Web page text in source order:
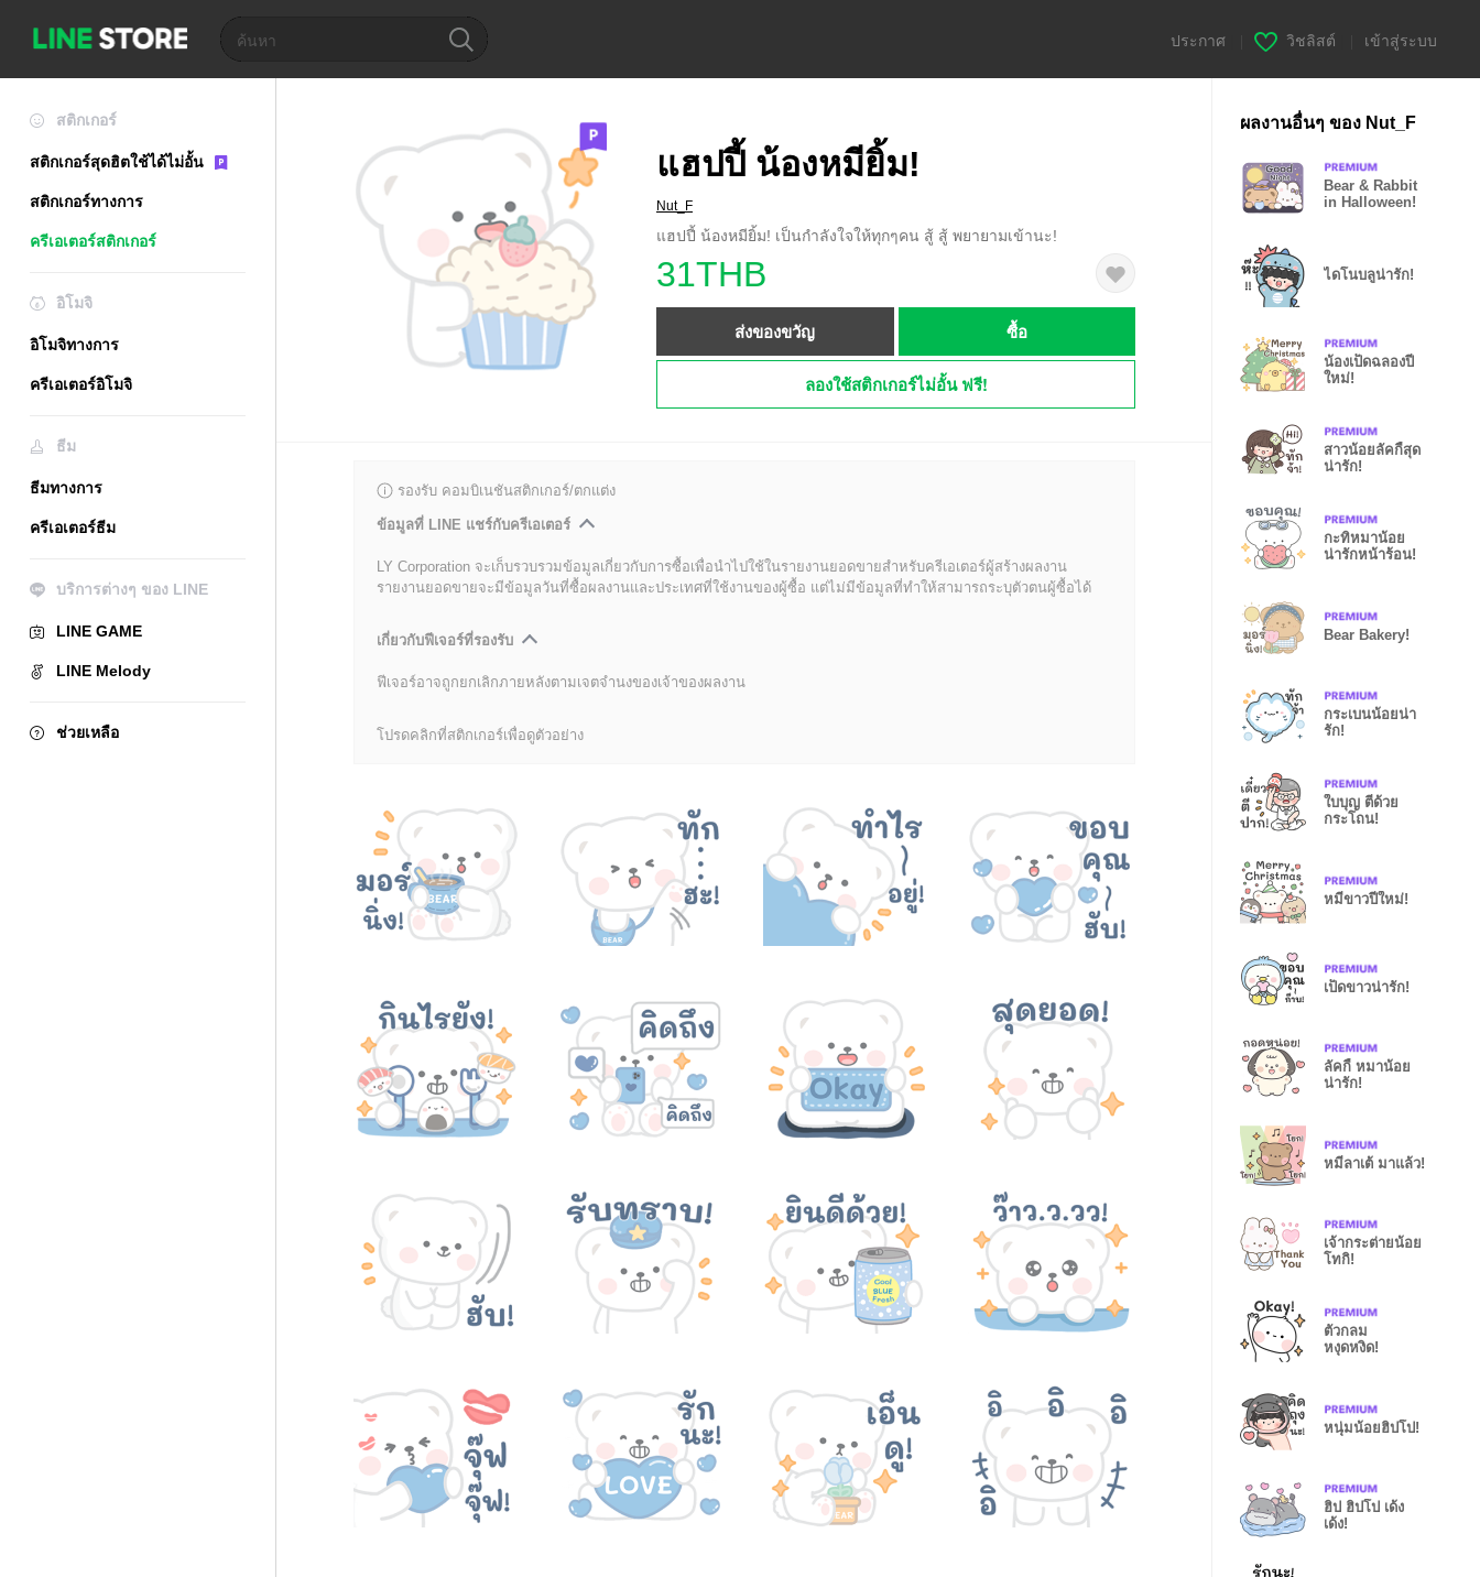
ประกาศ วิชลิสต์ เข้าสู่ระบบ
สติกเกอร์
สติกเกอร์สุดฮิตใช้ได้ไม่อั้น
สติกเกอร์ทางการ
ครีเอเตอร์สติกเกอร์
อิโมจิ
อิโมจิทางการ
ครีเอเตอร์อิโมจิ
ธีม
ธีมทางการ
ครีเอเตอร์ธีม
บริการต่างๆ ของ LINE
LINE GAME
LINE Melody
ช่วยเหลือ
แฮปปี้ น้องหมียิ้ม!
Nut_F
แฮปปี้ น้องหมียิ้ม! เป็นกำลังใจให้ทุกๆคน สู้ สู้ พยายามเข้านะ!
31THB
ส่งของขวัญ ซื้อ
ลองใช้สติกเกอร์ไม่อั้น ฟรี!
รองรับ คอมบิเนชันสติกเกอร์/ตกแต่ง
ข้อมูลที่ LINE แชร์กับครีเอเตอร์
LY Corporation จะเก็บรวบรวมข้อมูลเกี่ยวกับการซื้อเพื่อนำไปใช้ในรายงานยอดขายสำหรับครีเอเตอร์ผู้สร้างผลงาน
รายงานยอดขายจะมีข้อมูลวันที่ซื้อผลงานและประเทศที่ใช้งานของผู้ซื้อ แต่ไม่มีข้อมูลที่ทำให้สามารถระบุตัวตนผู้ซื้อได้
เกี่ยวกับฟีเจอร์ที่รองรับ
ฟีเจอร์อาจถูกยกเลิกภายหลังตามเจตจำนงของเจ้าของผลงาน
โปรดคลิกที่สติกเกอร์เพื่อดูตัวอย่าง
ผลงานอื่นๆ ของ Nut_F
Bear & Rabbit
in Halloween!
ไดโนบลูน่ารัก!
น้องเป็ดฉลองปี
ใหม่!
สาวน้อยลัคกี้สุด
น่ารัก!
กะทิหมาน้อย
น่ารักหน้าร้อน!
Bear Bakery!
กระเบนน้อยน่า
รัก!
ใบบุญ ตีด้วย
กระโถน!
หมีขาวปีใหม่!
เป็ดขาวน่ารัก!
ลัคกี้ หมาน้อย
น่ารัก!
หมีลาเต้ มาแล้ว!
เจ้ากระต่ายน้อย
โทกิ!
ตัวกลม
หงุดหงิด!
หนุ่มน้อยฮิปโป!
ฮิป ฮิปโป เด้ง
เด้ง!